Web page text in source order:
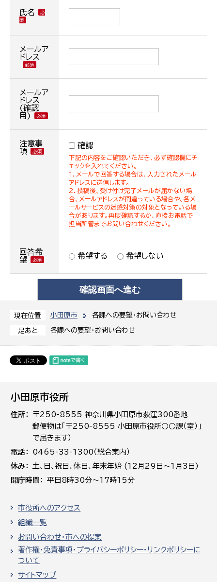
現在位置 小田原市 各課への要望・お問い合わせ
足あと 各課への要望・お問い合わせ
氏名
メールア
ドレス
メールア
ドレス
(確認
用)
注意事
項
確認
下記の内容をご確認いただき、必ず確認欄にチ
ェックを入れてください。
１．メールで回答する場合は、入力されたメール
アドレスに送信します。
２．投稿後、受け付け完了メールが届かない場
合、メールアドレスが間違っている場合や、各メ
ールサービスの迷惑対策の対象となっている場
合があります。再度確認するか、直接お電話で
担当所管までお問い合わせください。
回答希
望
希望する 希望しない
小田原市役所
住所
〒250-8555 神奈川県小田原市荻窪300番地
郵便物は「〒250-8555 小田原市役所○○課（室）」
で届きます）
電話
0465-33-1300（総合案内）
休み
土､日､祝日、休日、年末年始 (12月29日～1月3日)
開庁時間
平日8時30分～17時15分
市役所へのアクセス
組織一覧
お問い合わせ・市への提案
著作権・免責事項・プライバシーポリシー・リンクポリシーに
ついて
サイトマップ